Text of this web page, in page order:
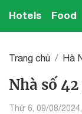
Hotels Food
Trang chủ Hà
Nhà số
Thứ 6, 09/08/